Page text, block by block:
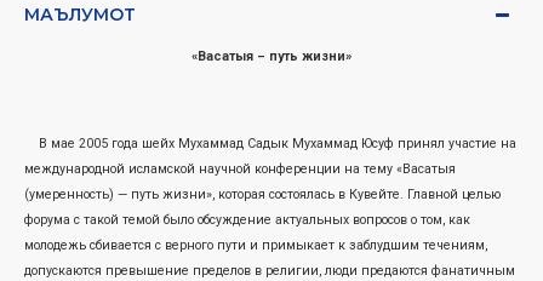
МАЪЛУМОТ
«Васатыя – путь жизни»
В мае 2005 года шейх Мухаммад Садык Мухаммад Юсуф принял участие на
международной исламской научной конференции на тему «Васатыя
(умеренность) — путь жизни», которая состоялась в Кувейте. Главной целью
форума с такой темой было обсуждение актуальных вопросов о том, как
молодежь сбивается с верного пути и примыкает к заблудшим течениям,
допускаются превышение пределов в религии, люди предаются фанатичным